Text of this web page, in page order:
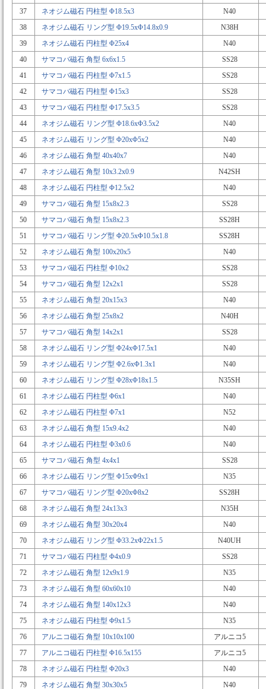
37
ネオジム磁石 円柱型 Φ18.5x3
N40
38
ネオジム磁石 リング型 Φ19.5xΦ14.8x0.9
N38H
39
ネオジム磁石 円柱型 Φ25x4
N40
40
サマコバ磁石 角型 6x6x1.5
SS28
41
サマコバ磁石 円柱型 Φ7x1.5
SS28
42
サマコバ磁石 円柱型 Φ15x3
SS28
43
サマコバ磁石 円柱型 Φ17.5x3.5
SS28
44
ネオジム磁石 リング型 Φ18.6xΦ3.5x2
N40
45
ネオジム磁石 リング型 Φ20xΦ5x2
N40
46
ネオジム磁石 角型 40x40x7
N40
47
ネオジム磁石 角型 10x3.2x0.9
N42SH
48
ネオジム磁石 円柱型 Φ12.5x2
N40
49
サマコバ磁石 角型 15x8x2.3
SS28
50
サマコバ磁石 角型 15x8x2.3
SS28H
51
サマコバ磁石 リング型 Φ20.5xΦ10.5x1.8
SS28H
52
ネオジム磁石 角型 100x20x5
N40
53
サマコバ磁石 円柱型 Φ10x2
SS28
54
サマコバ磁石 角型 12x2x1
SS28
55
ネオジム磁石 角型 20x15x3
N40
56
ネオジム磁石 角型 25x8x2
N40H
57
サマコバ磁石 角型 14x2x1
SS28
58
ネオジム磁石 リング型 Φ24xΦ17.5x1
N40
59
ネオジム磁石 リング型 Φ2.6xΦ1.3x1
N40
60
ネオジム磁石 リング型 Φ28xΦ18x1.5
N35SH
61
ネオジム磁石 円柱型 Φ6x1
N40
62
ネオジム磁石 円柱型 Φ7x1
N52
63
ネオジム磁石 角型 15x9.4x2
N40
64
ネオジム磁石 円柱型 Φ3x0.6
N40
65
サマコバ磁石 角型 4x4x1
SS28
66
ネオジム磁石 リング型 Φ15xΦ9x1
N35
67
サマコバ磁石 リング型 Φ20xΦ8x2
SS28H
68
ネオジム磁石 角型 24x13x3
N35H
69
ネオジム磁石 角型 30x20x4
N40
70
ネオジム磁石 リング型 Φ33.2xΦ22x1.5
N40UH
71
サマコバ磁石 円柱型 Φ4x0.9
SS28
72
ネオジム磁石 角型 12x9x1.9
N35
73
ネオジム磁石 角型 60x60x10
N40
74
ネオジム磁石 角型 140x12x3
N40
75
ネオジム磁石 円柱型 Φ9x1.5
N35
76
アルニコ磁石 角型 10x10x100
アルニコ5
77
アルニコ磁石 円柱型 Φ16.5x155
アルニコ5
78
ネオジム磁石 円柱型 Φ20x3
N40
79
ネオジム磁石 角型 30x30x5 N40